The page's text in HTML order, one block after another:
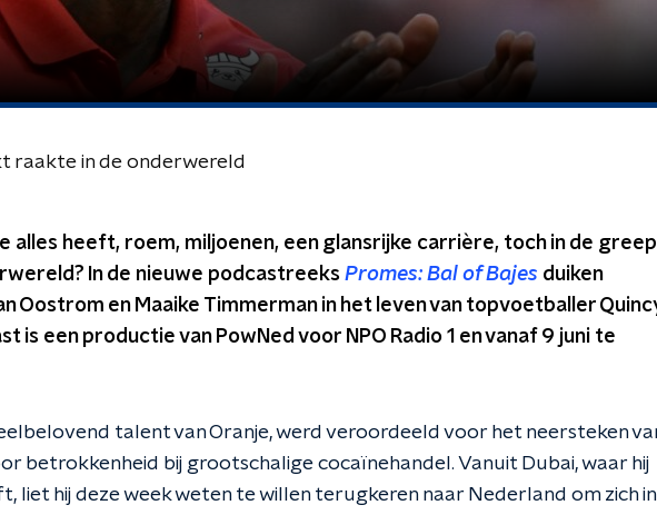
raakte in de onderwereld
alles heeft, roem, miljoenen, een glansrijke carrière, toch in de greep
In de nieuwe podcastreeks Promes: Bal of Bajes duiken
Oostrom en Maaike Timmerman in het leven van topvoetballer
is een productie van PowNed voor NPO Radio 1 en vanaf 9 juni te
talent van Oranje, werd veroordeeld voor het neersteken
betrokkenheid bij grootschalige cocaïnehandel. Vanuit Dubai, waar hij
liet hij deze week weten te willen terugkeren naar Nederland om zich in